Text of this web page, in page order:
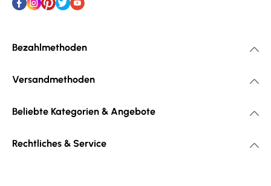
Bezahlmethoden
Versandmethoden
Beliebte Kategorien & Angebote
Rechtliches & Service